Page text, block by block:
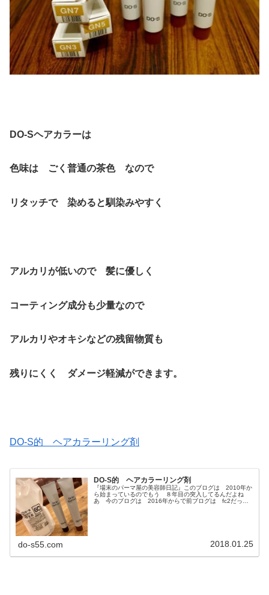
DO-Sヘアカラーは
色味は ごく普通の茶色 なので
リタッチで 染めると馴染みやすく
アルカリが低いので 髪に優しく
コーティング成分も少量なので
アルカリやオキシなどの残留物質も
残りにくく ダメージ軽減ができます。
DO-S的 ヘアカラーリング剤
DO-S的 ヘアカラーリング剤
『場末のパーマ屋の美容師日記』このブログは 2010年か
ら始まっているのでもう ８年目の突入してるんだよね
あ 今のブログは 2016年からで前ブログは fc2だった
do-s55.com 2018.01.25